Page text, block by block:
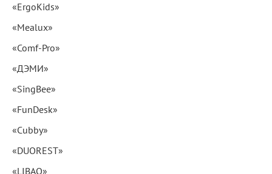
«ErgoKids»
«Mealux»
«Comf-Pro»
«ДЭМИ»
«SingBee»
«FunDesk»
«Cubby»
«DUOREST»
«LIBAO»